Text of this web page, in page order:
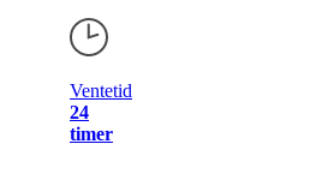
Ventetid
24
timer